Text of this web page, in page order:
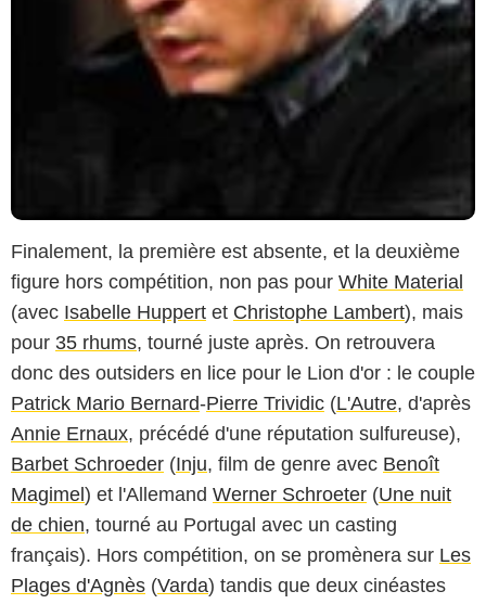
Finalement, la première est absente, et la deuxième
figure hors compétition, non pas pour White Material
(avec Isabelle Huppert et Christophe Lambert), mais
pour 35 rhums, tourné juste après. On retrouvera
donc des outsiders en lice pour le Lion d'or : le couple
Patrick Mario Bernard-Pierre Trividic (L'Autre, d'après
Annie Ernaux, précédé d'une réputation sulfureuse),
Barbet Schroeder (Inju, film de genre avec Benoît
Magimel ) et l'Allemand Werner Schroeter (Une nuit
de chien, tourné au Portugal avec un casting
français). Hors compétition, on se promènera sur Les
Plages d'Agnès (Varda) tandis que deux cinéastes